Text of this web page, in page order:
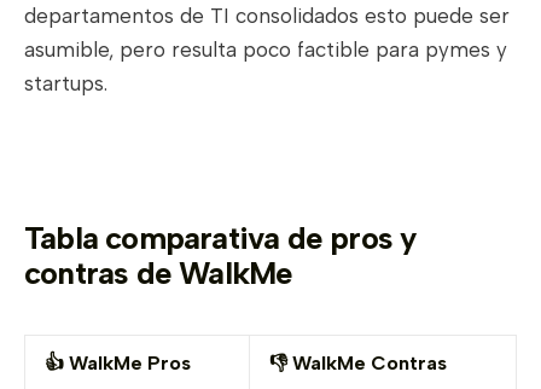
departamentos de TI consolidados esto puede ser
asumible, pero resulta poco factible para pymes y
startups.
Tabla comparativa de pros y
contras de WalkMe
👍 WalkMe Pros 👎 WalkMe Contras